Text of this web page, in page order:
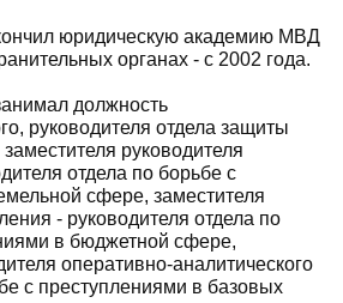
юридическую академию МВД
органах - с 2002 года.
должность
руководителя отдела защиты
руководителя
отдела по борьбе с
сфере, заместителя
- руководителя отдела по
в бюджетной сфере,
оперативно-аналитического
с преступлениями в базовых